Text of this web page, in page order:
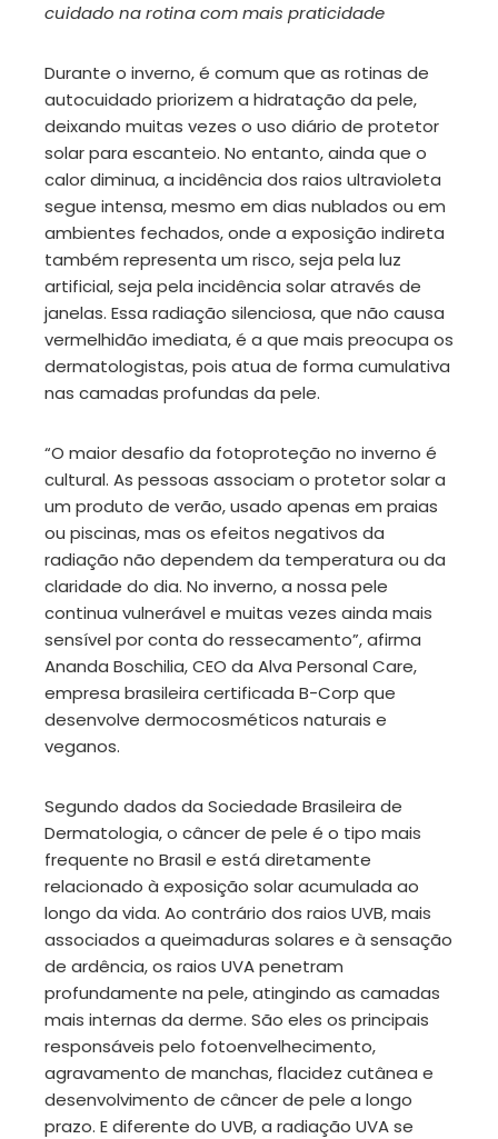
cuidado na rotina com mais praticidade
Durante o inverno, é comum que as rotinas de
autocuidado priorizem a hidratação da pele,
deixando muitas vezes o uso diário de protetor
solar para escanteio. No entanto, ainda que o
calor diminua, a incidência dos raios ultravioleta
segue intensa, mesmo em dias nublados ou em
ambientes fechados, onde a exposição indireta
também representa um risco, seja pela luz
artificial, seja pela incidência solar através de
janelas. Essa radiação silenciosa, que não causa
vermelhidão imediata, é a que mais preocupa os
dermatologistas, pois atua de forma cumulativa
nas camadas profundas da pele.
“O maior desafio da fotoproteção no inverno é
cultural. As pessoas associam o protetor solar a
um produto de verão, usado apenas em praias
ou piscinas, mas os efeitos negativos da
radiação não dependem da temperatura ou da
claridade do dia. No inverno, a nossa pele
continua vulnerável e muitas vezes ainda mais
sensível por conta do ressecamento”, afirma
Ananda Boschilia, CEO da Alva Personal Care,
empresa brasileira certificada B-Corp que
desenvolve dermocosméticos naturais e
veganos.
Segundo dados da Sociedade Brasileira de
Dermatologia, o câncer de pele é o tipo mais
frequente no Brasil e está diretamente
relacionado à exposição solar acumulada ao
longo da vida. Ao contrário dos raios UVB, mais
associados a queimaduras solares e à sensação
de ardência, os raios UVA penetram
profundamente na pele, atingindo as camadas
mais internas da derme. São eles os principais
responsáveis pelo fotoenvelhecimento,
agravamento de manchas, flacidez cutânea e
desenvolvimento de câncer de pele a longo
prazo. E diferente do UVB, a radiação UVA se